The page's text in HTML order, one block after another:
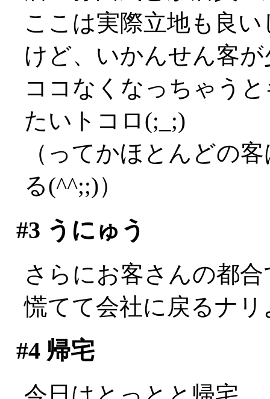
ここは実際立地も良
けど、いかんせん客
ココなくなっちゃう
たいトコロ(;_;)
（ってかほとんどの
る(^^;;)）
#3 うにゅう
さらにお客さんの都
慌てて会社に戻るナリ
#4帰宅